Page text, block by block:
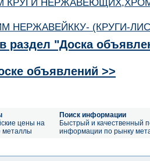
НЕРЖАВЕЙККУ- (КРУГИ-
раздел "Доска
объявлений >>
цены на
металлы
Поиск информации
Быстрый и качественный
информации по рынку